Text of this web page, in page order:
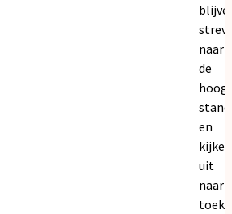
naar
de
en
kijken
uit
naar